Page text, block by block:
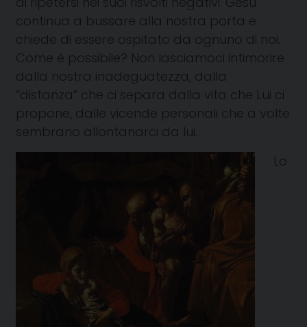
continua a bussare alla nostra porta e
chiede di essere ospitato da ognuno di noi.
Come è possibile? Non lasciamoci intimorire
dalla nostra inadeguatezza, dalla
“distanza” che ci separa dalla vita che Lui ci
propone, dalle vicende personali che a volte
sembrano allontanarci da lui.
Lo